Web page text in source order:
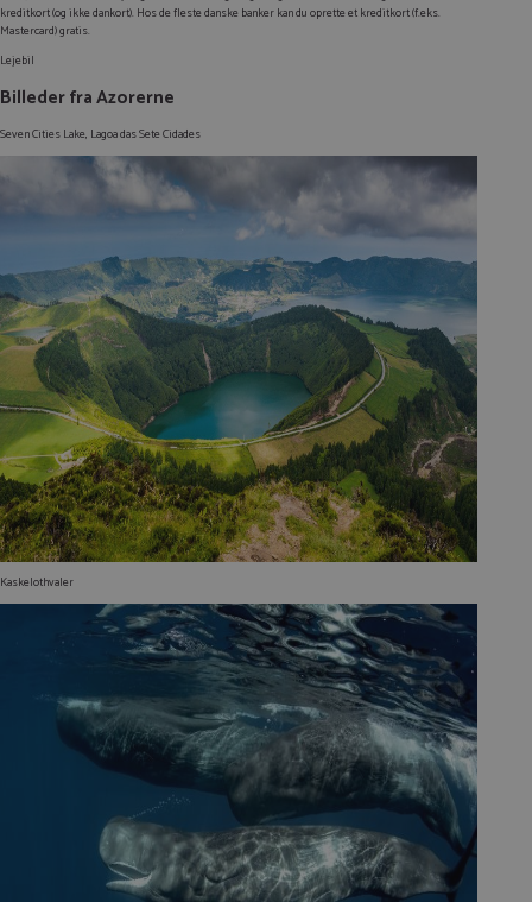
kreditkort (og ikke dankort). Hos de fleste danske banker kan du oprette et kreditkort (f.eks.
Mastercard) gratis.
Lejebil
Billeder fra Azorerne
Seven Cities Lake, Lagoa das Sete Cidades
Kaskelothvaler